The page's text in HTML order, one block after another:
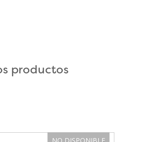
productos